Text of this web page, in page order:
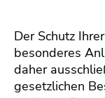
Der Schutz
besonderes
daher
gesetzlichen